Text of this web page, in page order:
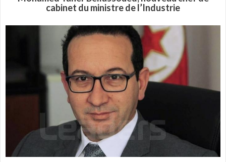
cabinet du ministre de l’Industrie